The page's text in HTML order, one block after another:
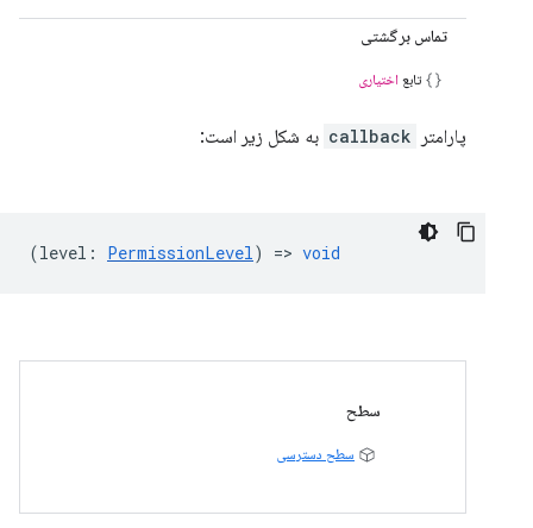
تماس برگشتی
تابع اختیاری
پارامتر callback به شکل زیر است:
(level : PermissionLevel) => void
سطح
سطح دسترسی